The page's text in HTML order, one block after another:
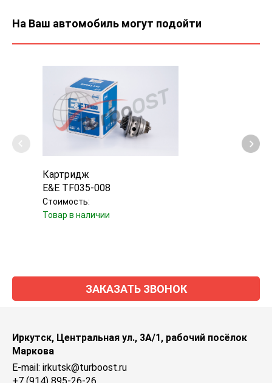
На Ваш автомобиль могут подойти
Картридж
E&E TF035-008
Стоимость:
Товар в наличии
ЗАКАЗАТЬ ЗВОНОК
Иркутск, Центральная ул., 3А/1, рабочий посёлок
Маркова
E-mail: irkutsk@turboost.ru